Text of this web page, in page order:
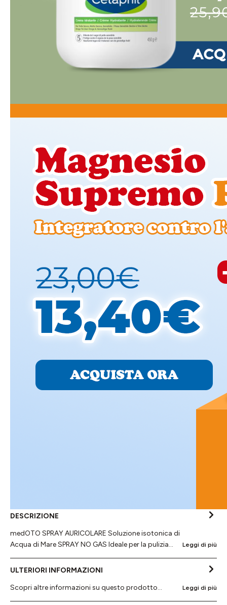
DESCRIZIONE
medOTO SPRAY AURICOLARE Soluzione isotonica di
Acqua di Mare SPRAY NO GAS Ideale per la pulizia…
Leggi di più
ULTERIORI INFORMAZIONI
Scopri altre informazioni su questo prodotto...
Leggi di più